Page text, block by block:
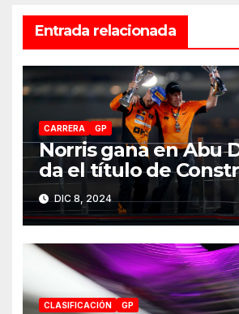
Entrada relacionada
CARRERA GP
Norris gana en Abu
da el título de
2024 a McLaren
DIC 8, 2024
CLASIFICACIÓN GP